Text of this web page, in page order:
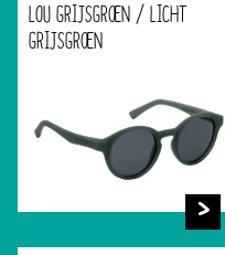
LOU GRIJSGROEN / LICHT
GRIJSGROEN